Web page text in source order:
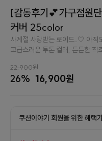
[감동후기💕가구점원
커버 25color
사계절 사랑받는 로이드..🤍 아직
고급스러운 투톤 컬러, 튼튼한 직
22,900원
26% 16,900원
쿠션이야기 회원을 위한 혜택